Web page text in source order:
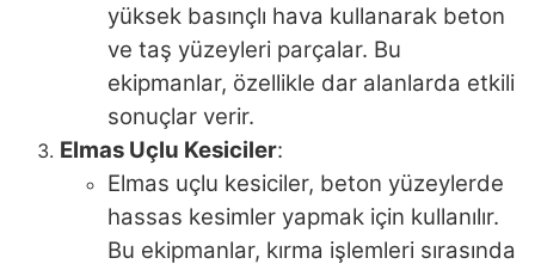
yüksek basınçlı hava kullanarak beton
ve taş yüzeyleri parçalar. Bu
ekipmanlar, özellikle dar alanlarda etkili
sonuçlar verir.
Elmas Uçlu Kesiciler:
Elmas uçlu kesiciler, beton yüzeylerde
hassas kesimler yapmak için kullanılır.
Bu ekipmanlar, kırma işlemleri sırasında